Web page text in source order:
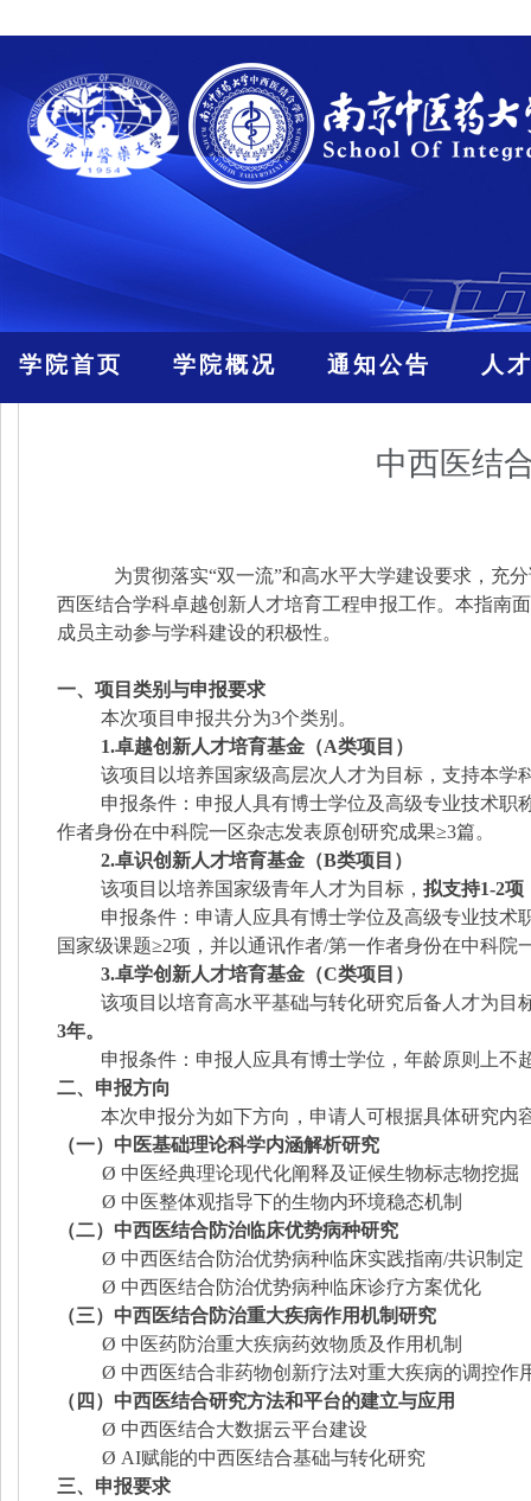
学院首页 学院概况 通知公告 人
中西医结
为贯彻落实“双一流”和高水平大学建设要求，充
西医结合学科卓越创新人才培育工程申报工作。本指南
成员主动参与学科建设的积极性。
一、项目类别与申报要求
本次项目申报共分为3个类别。
1.卓越创新人才培育基金（A类项目）
该项目以培养国家级高层次人才为目标，支持本学
申报条件：申报人具有博士学位及高级专业技术职
作者身份在中科院一区杂志发表原创研究成果≥3篇。
2.卓识创新人才培育基金（B类项目）
该项目以培养国家级青年人才为目标， 拟支持1-2项
申报条件：申请人应具有博士学位及高级专业技术
国家级课题≥2项，并以通讯作者/第一作者身份在中科院
3.卓学创新人才培育基金（C类项目）
该项目以培育高水平基础与转化研究后备人才为目
3年。
申报条件：申报人应具有博士学位，年龄原则上不
二、申报方向
本次申报分为如下方向，申请人可根据具体研究内
（一）中医基础理论科学内涵解析研究
Ø 中医经典理论现代化阐释及证候生物标志物挖掘
Ø 中医整体观指导下的生物内环境稳态机制
（二）中西医结合防治临床优势病种研究
Ø 中西医结合防治优势病种临床实践指南/共识制定
Ø 中西医结合防治优势病种临床诊疗方案优化
（三）中西医结合防治重大疾病作用机制研究
Ø 中医药防治重大疾病药效物质及作用机制
Ø 中西医结合非药物创新疗法对重大疾病的调控作
（四）中西医结合研究方法和平台的建立与应用
Ø 中西医结合大数据云平台建设
Ø AI赋能的中西医结合基础与转化研究
三、申报要求